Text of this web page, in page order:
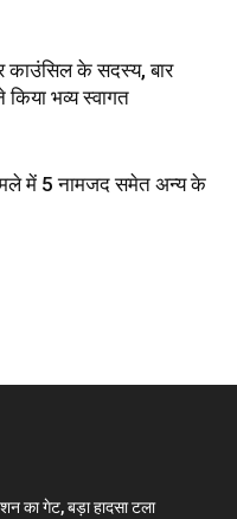
काउंसिल के सदस्य, बार
भव्य स्वागत
में 5 नामजद समेत अन्य के
का गेट, बड़ा हादसा टला